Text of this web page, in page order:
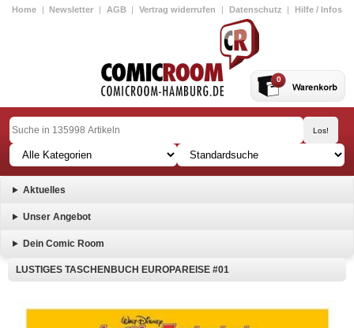
Home | Newsletter | AGB | Vertrag widerrufen | Datenschutz | Hilfe / Infos
0
Aktuelles
Unser Angebot
Dein Comic Room
LUSTIGES TASCHENBUCH EUROPAREISE #01